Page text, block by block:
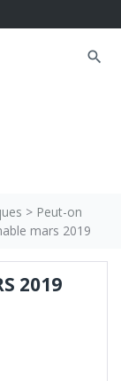
search
> Peut-on
mars 2019
2019